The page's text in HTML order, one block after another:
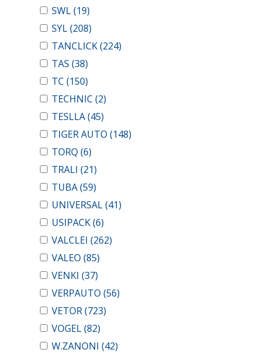
SWL(19)
SYL(208)
TANCLICK(224)
TAS (38)
TC (150)
TECHNIC (2)
TESLLA(45)
TIGER AUTO (148)
TORQ (6)
TRALI (21)
TUBA(59)
UNIVERSAL(41)
USIPACK(6)
VALCLEI (262)
VALEO (85)
VENKI (37)
VERPAUTO (56)
VETOR(723)
VOGEL(82)
W.ZANONI (42)